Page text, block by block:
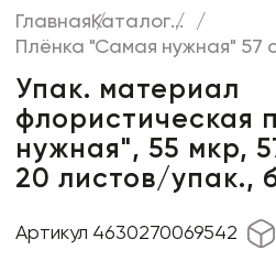
Коробки для цветов
Декор для дома
Сухоцветы
Лента
Пакеты для цветов и подарков
ГлавнаяКаталог...
Плёнка "Самая нужная" 57
Упак. материал
флористическая
нужная", 55 мкр,
20 листов/упак.,
Артикул 4630270069542